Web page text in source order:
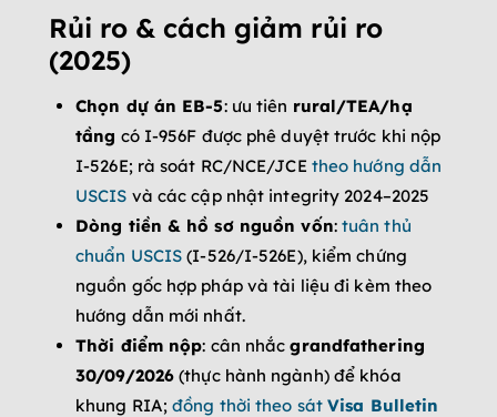
Rủi ro & cách giảm rủi ro
(2025)
Chọn dự án EB-5: ưu tiên rural/TEA/hạ
tầng có I-956F được phê duyệt trước khi nộp
I-526E; rà soát RC/NCE/JCE theo hướng dẫn
USCIS và các cập nhật integrity 2024–2025
Dòng tiền & hồ sơ nguồn vốn: tuân thủ
chuẩn USCIS (I-526/I-526E), kiểm chứng
nguồn gốc hợp pháp và tài liệu đi kèm theo
hướng dẫn mới nhất.
Thời điểm nộp: cân nhắcgrandfathering
30/09/2026 (thực hành ngành) để khóa
khung RIA;đồng thời theo sátVisa Bulletin